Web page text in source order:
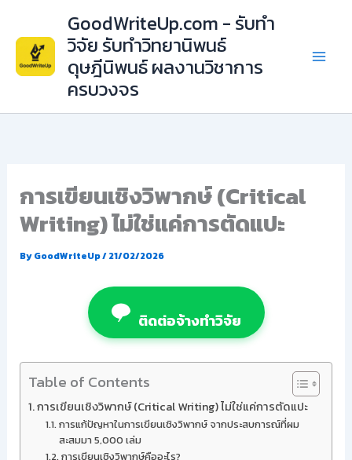
content
GoodWriteUp.com - รับทำ
วิจัย รับทำวิทยานิพนธ์
ดุษฎีนิพนธ์ ผลงานวิชาการ
ครบวงจร
การเขียนเชิงวิพากษ์ (Critical
Writing) ไม่ใช่แค่การตัดแปะ
ByGoodWriteUp/21/02/2026
ติดต่อจ้างทำวิจัย
Table of Contents
การเขียนเชิงวิพากษ์ (Critical Writing) ไม่ใช่แค่การตัดแปะ
การแก้ปัญหาในการเขียนเชิงวิพากษ์ จากประสบการณ์ที่ผม
สะสมมา 5,000 เล่ม
การเขียนเชิงวิพากษ์คืออะไร?